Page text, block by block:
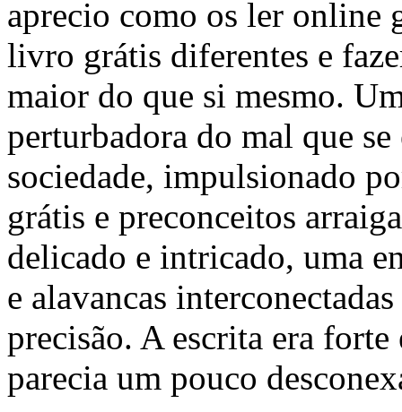
aprecio como os ler online
livro grátis diferentes e
maior do que si mesmo.
perturbadora do mal que
sociedade, impulsionado
grátis e preconceitos
delicado e intricado, uma
e alavancas
precisão. A escrita era
parecia um pouco